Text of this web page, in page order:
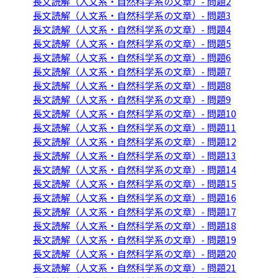
長文読解（人文系・自然科学系の文章）- 問題3
長文読解（人文系・自然科学系の文章）- 問題4
長文読解（人文系・自然科学系の文章）- 問題5
長文読解（人文系・自然科学系の文章）- 問題6
長文読解（人文系・自然科学系の文章）- 問題7
長文読解（人文系・自然科学系の文章）- 問題8
長文読解（人文系・自然科学系の文章）- 問題9
長文読解（人文系・自然科学系の文章）- 問題10
長文読解（人文系・自然科学系の文章）- 問題11
長文読解（人文系・自然科学系の文章）- 問題12
長文読解（人文系・自然科学系の文章）- 問題13
長文読解（人文系・自然科学系の文章）- 問題14
長文読解（人文系・自然科学系の文章）- 問題15
長文読解（人文系・自然科学系の文章）- 問題16
長文読解（人文系・自然科学系の文章）- 問題17
長文読解（人文系・自然科学系の文章）- 問題18
長文読解（人文系・自然科学系の文章）- 問題19
長文読解（人文系・自然科学系の文章）- 問題20
長文読解（人文系・自然科学系の文章）- 問題21